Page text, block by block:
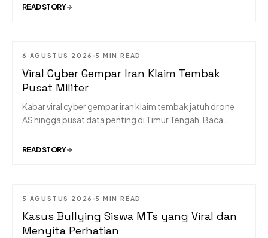
READ STORY
6 AGUSTUS 2026 5 MIN READ
Viral Cyber Gempar Iran Klaim Tembak
Pusat Militer
Kabar viral cyber gempar iran klaim tembak jatuh drone
AS hingga pusat data penting di Timur Tengah. Baca
READ STORY
5 AGUSTUS 2026 5 MIN READ
Kasus Bullying Siswa MTs yang Viral dan
Menyita Perhatian